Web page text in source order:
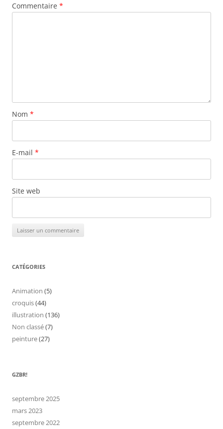
Commentaire *
Nom *
E-mail *
Site web
CATÉGORIES
Animation (5)
croquis(44)
illustration (136)
Non classé(7)
peinture(27)
GZBR!
septembre 2025
mars 2023
septembre 2022